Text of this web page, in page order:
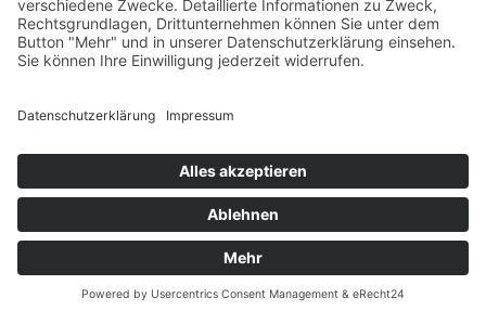
Programmkino.de richtet sich an Film- und Kinobegeisterte jeden
Geschlechts. Zur besseren Lesbarkeit haben wir uns aber entschlossen,
auf eine Doppelnennung oder Genderzeichen zu verzichten. Wo möglich
MADE BYMUMBOMEDIA